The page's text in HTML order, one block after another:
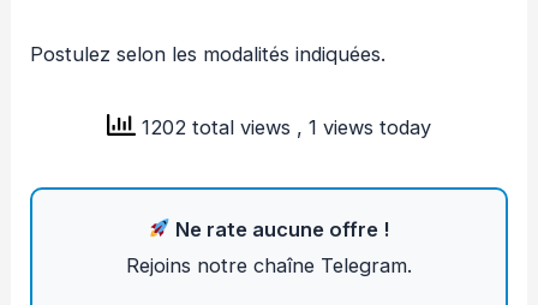
Postulez selon les modalités indiquées.
1202 total views , 1 views today
Ne rate aucune offre !
Rejoins notre chaîne Telegram.